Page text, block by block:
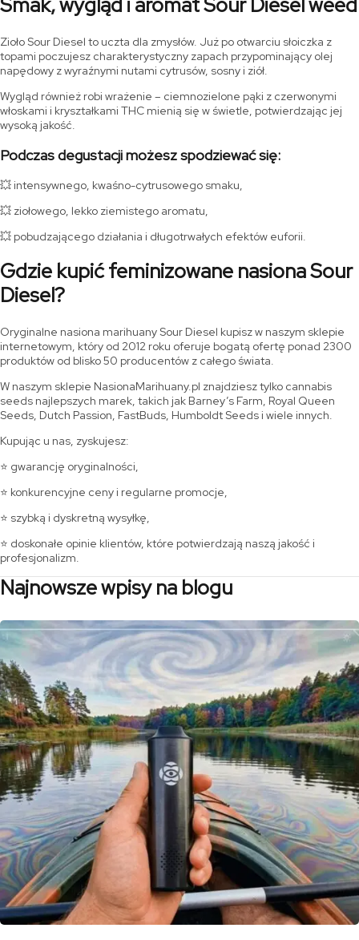
Zioło Sour Diesel to uczta dla zmysłów. Już po otwarciu słoiczka z
topami poczujesz charakterystyczny zapach przypominający olej
napędowy z wyraźnymi nutami cytrusów, sosny i ziół.
Wygląd również robi wrażenie – ciemnozielone pąki z czerwonymi
włoskami i kryształkami THC mienią się w świetle, potwierdzając jej
wysoką jakość.
Podczas degustacji możesz spodziewać się:
💥 intensywnego, kwaśno-cytrusowego smaku,
💥 ziołowego, lekko ziemistego aromatu,
💥 pobudzającego działania i długotrwałych efektów euforii.
Gdzie kupić feminizowane nasiona Sour
Diesel?
Oryginalne nasiona marihuany Sour Diesel kupisz w naszym sklepie
internetowym, który od 2012 roku oferuje bogatą ofertę ponad 2300
produktów od blisko 50 producentów z całego świata.
W naszym sklepie NasionaMarihuany.pl znajdziesz tylko cannabis
seeds najlepszych marek, takich jak Barney’s Farm, Royal Queen
Seeds, Dutch Passion, FastBuds, Humboldt Seeds i wiele innych.
Kupując u nas, zyskujesz:
⭐ gwarancję oryginalności,
⭐ konkurencyjne ceny i regularne promocje,
⭐ szybką i dyskretną wysyłkę,
⭐ doskonałe opinie klientów, które potwierdzają naszą jakość i
profesjonalizm.
Najnowsze wpisy na blogu